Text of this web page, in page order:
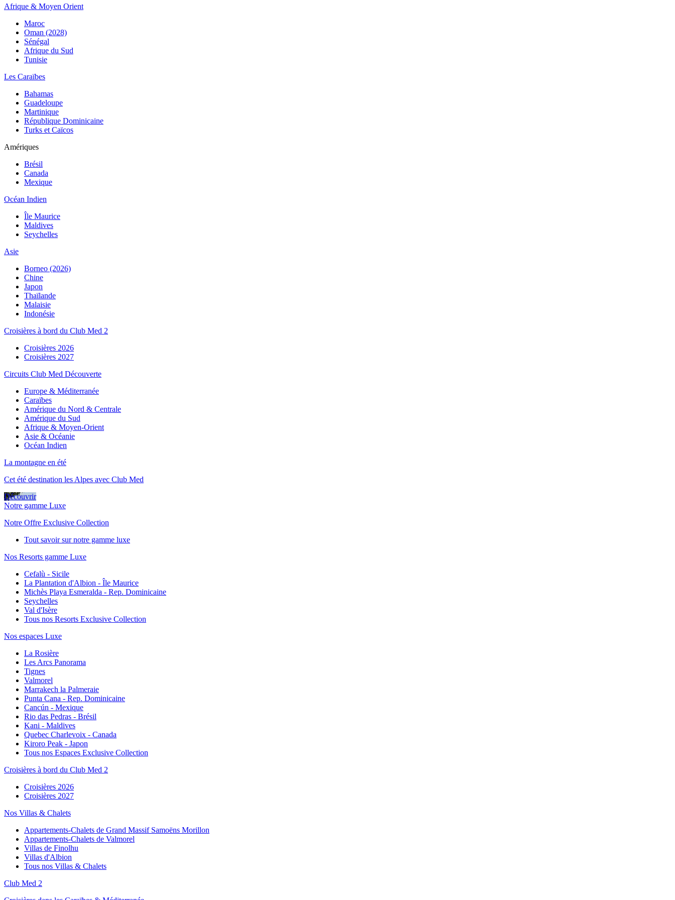
Afrique & Moyen Orient
Maroc
Oman (2028)
Sénégal
Afrique du Sud
Tunisie
Les Caraïbes
Bahamas
Guadeloupe
Martinique
République Dominicaine
Turks et Caïcos
Amériques
Brésil
Canada
Mexique
Océan Indien
Île Maurice
Maldives
Seychelles
Asie
Borneo (2026)
Chine
Japon
Thaïlande
Malaisie
Indonésie
Croisières à bord du Club Med 2
Croisières 2026
Croisières 2027
Circuits Club Med Découverte
Europe & Méditerranée
Caraïbes
Amérique du Nord & Centrale
Amérique du Sud
Afrique & Moyen-Orient
Asie & Océanie
Océan Indien
La montagne en été
Cet été destination les Alpes avec Club Med
Découvrir
Notre gamme Luxe
Notre Offre Exclusive Collection
Tout savoir sur notre gamme luxe
Nos Resorts gamme Luxe
Cefalù - Sicile
La Plantation d'Albion - Île Maurice
Michès Playa Esmeralda - Rep. Dominicaine
Seychelles
Val d'Isère
Tous nos Resorts Exclusive Collection
Nos espaces Luxe
La Rosière
Les Arcs Panorama
Tignes
Valmorel
Marrakech la Palmeraie
Punta Cana - Rep. Dominicaine
Cancún - Mexique
Rio das Pedras - Brésil
Kani - Maldives
Quebec Charlevoix - Canada
Kiroro Peak - Japon
Tous nos Espaces Exclusive Collection
Croisières à bord du Club Med 2
Croisières 2026
Croisières 2027
Nos Villas & Chalets
Appartements-Chalets de Grand Massif Samoëns Morillon
Appartements-Chalets de Valmorel
Villas de Finolhu
Villas d'Albion
Tous nos Villas & Chalets
Club Med 2